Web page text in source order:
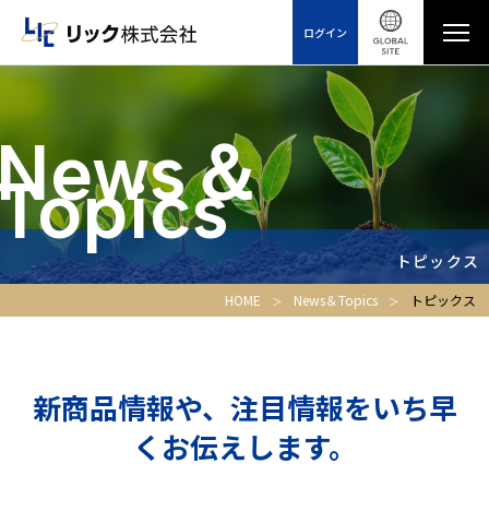
ログイン
＆
トピックス
HOME News＆Topics トピックス
新商品情報や、注目情報をいち早
くお伝えします。